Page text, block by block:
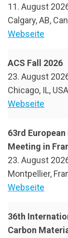
11. August
Calgary, AB,
Webseite
ACS Fall 2026
23. August
Chicago, IL, USA
Webseite
63rd
Meeting in
23. August
Montpellier,
Webseite
36th
Carbon